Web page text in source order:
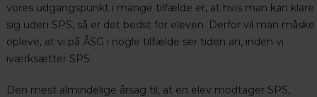
vores udgangspunkt i mange tilfælde er, at hvis man kan klare
sig uden SPS, så er det bedst for eleven. Derfor vil man måske
opleve, at vi på ÅSG i nogle tilfælde ser tiden an, inden vi
iværksætter SPS.
Den mest almindelige årsag til, at en elev modtager SPS,